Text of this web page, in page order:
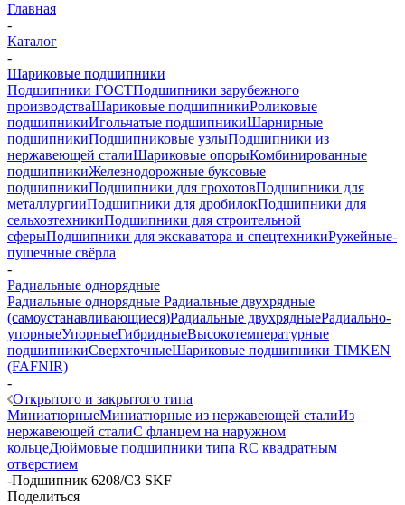
Главная
-
Каталог
-
Шариковые подшипники
Подшипники ГОСТПодшипники зарубежного
производстваШариковые подшипникиРоликовые
подшипникиИгольчатые подшипникиШарнирные
подшипникиПодшипниковые узлыПодшипники из
нержавеющей сталиШариковые опорыКомбинированные
подшипникиЖелезнодорожные буксовые
подшипникиПодшипники для грохотовПодшипники для
металлургииПодшипники для дробилокПодшипники для
сельхозтехникиПодшипники для строительной
сферыПодшипники для экскаватора и спецтехникиРужейные-
пушечные свёрла
-
Радиальные однорядные
Радиальные однорядные Радиальные двухрядные
(самоустанавливающиеся)Радиальные двухрядныеРадиально-
упорныеУпорныеГибридныеВысокотемпературные
подшипникиСверхточныеШариковые подшипники TIMKEN
(FAFNIR)
-
Открытого и закрытого типа
МиниатюрныеМиниатюрные из нержавеющей сталиИз
нержавеющей сталиС фланцем на наружном
кольцеДюймовые подшипники типа RС квадратным
отверстием
-Подшипник 6208/C3 SKF
Поделиться